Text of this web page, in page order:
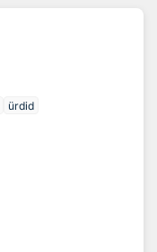
ürdid